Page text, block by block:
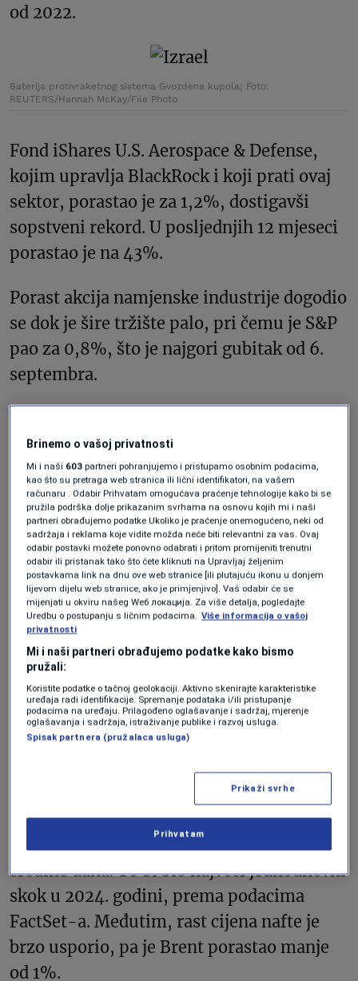
od 2022.
Baterija protivraketnog sistema Gvozdena kupola; Foto:
REUTERS/Hannah McKay/File Photo
Fond iShares U.S. Aerospace & Defense,
kojim upravlja BlackRock i koji prati ovaj
sektor, porastao je za 1,2%, dostigavši
sopstveni rekord. U posljednjih 12 mjeseci
porastao je na 43%.
Porast akcija namjenske industrije dogodio
se dok je šire tržište palo, pri čemu je S&P
pao za 0,8%, što je najgori gubitak od 6.
septembra.
Smanjena sklonost riziku povezana s
ratom bila je jedan od nekoliko negativnih
faktora za šire tržište. Investitori su
analizirali zabrinutosti zbog inflacije
povezane sa štrajkom radnika u lukama.
Akcije kompanije Epl, najveće kompanije
na svijetu po tržišnoj vrijednosti, pale su
3% zbog izvještaja oslaboj potražnji za
ajfonom 16 .
Asgaripour/WANA (West Asia News Agency) via REUTERS
Cijene međunarodnog naftnog repera
Brent sirove nafte porasle su juče 5% do
sredine dana. To bi bio najveći jednodnevni
skok u 2024. godini, prema podacima
FactSet-a. Međutim, rast cijena nafte je
brzo usporio, pa je Brent porastao manje
od 1%.
Brinemo o vašoj privatnosti
Mi i naši 603 partneri pohranjujemo i pristupamo osobnim podacima,
kao što su pretraga web stranica ili lični identifikatori, na vašem
računaru . Odabir Prihvatam omogućava praćenje tehnologije kako bi se
pružila podrška dolje prikazanim svrhama na osnovu kojih mi i naši
partneri obrađujemo podatke Ukoliko je praćenje onemogućeno, neki od
sadržaja i reklama koje vidite možda neće biti relevantni za vas. Ovaj
odabir postavki možete ponovno odabrati i pritom promijeniti trenutni
odabir ili pristanak tako što ćete kliknuti na Upravljaj željenim
postavkama link na dnu ove web stranice [ili plutajuću ikonu u donjem
lijevom dijelu web stranice, ako je primjenjivo]. Vaš odabir će se
mijenjati u okviru našeg Wеб локација. Za više detalja, pogledajte
Uredbu o postupanju s ličnim podacima. Više informacija o vašoj
privatnosti
Mi i naši partneri obrađujemo podatke kako bismo
pružali:
Koristite podatke o tačnoj geolokaciji. Aktivno skenirajte karakteristike
uređaja radi identifikacije. Spremanje podataka i/ili pristupanje
podacima na uređaju. Prilagođeno oglašavanje i sadržaj, mjerenje
oglašavanja i sadržaja, istraživanje publike i razvoj usluga.
Spisak partnera (pružalaca usluga)
Prikaži svrhe
Prihvatam